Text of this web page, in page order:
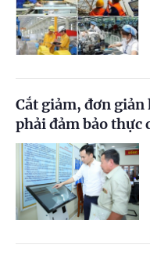
Cắt giảm, đơn
phải đảm bảo thực